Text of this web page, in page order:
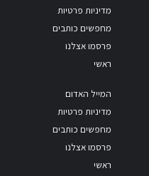
מדיניות פרטיות
מחפשים כותבים
פרסמו אצלנו
ראשי
המייל האדום
מדיניות פרטיות
מחפשים כותבים
פרסמו אצלנו
ראשי